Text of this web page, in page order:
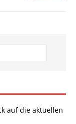
auf die aktuellen